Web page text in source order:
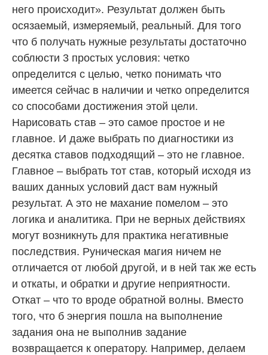
него происходит». Результат должен быть
осязаемый, измеряемый, реальный. Для того
что б получать нужные результаты достаточно
соблюсти 3 простых условия: четко
определится с целью, четко понимать что
имеется сейчас в наличии и четко определится
со способами достижения этой цели.
Нарисовать став – это самое простое и не
главное. И даже выбрать по диагностики из
десятка ставов подходящий – это не главное.
Главное – выбрать тот став, который исходя из
ваших данных условий даст вам нужный
результат. А это не махание помелом – это
логика и аналитика. При не верных действиях
могут возникнуть для практика негативные
последствия. Руническая магия ничем не
отличается от любой другой, и в ней так же есть
и откаты, и обратки и другие неприятности.
Откат – что то вроде обратной волны. Вместо
того, что б энергия пошла на выполнение
задания она не выполнив задание
возвращается к оператору. Например, делаем